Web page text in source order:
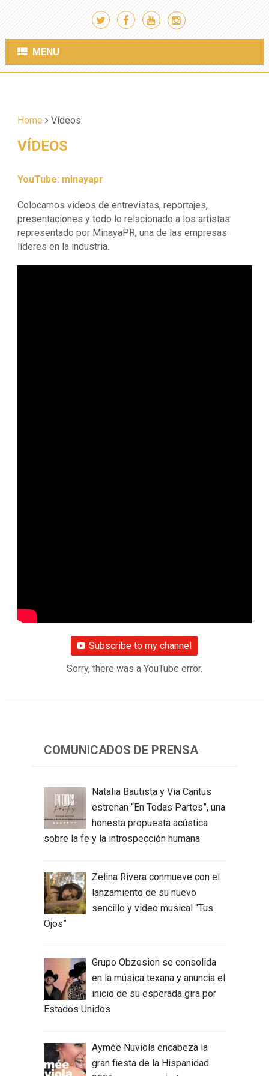
MENU
Home Vídeos
VÍDEOS
YouTube: minayapr
Colocamos videos de entrevistas, reportajes,
presentaciones y todo lo relacionado a los artistas
representado por MinayaPR, una de las empresas
líderes en la industria.
Subscribe to my channel
Sorry, there was a YouTube error.
COMUNICADOS DE PRENSA
Natalia Bautista y Via Cantus
estrenan “En Todas Partes”, una
honesta propuesta acústica
sobre la fe y la introspección humana
Zelina Rivera conmueve con el
lanzamiento de su nuevo
sencillo y video musical “Tus
Ojos”
Grupo Obzesion se consolida
en la música texana y anuncia el
inicio de su esperada gira por
Estados Unidos
Aymée Nuviola encabeza la
gran fiesta de la Hispanidad